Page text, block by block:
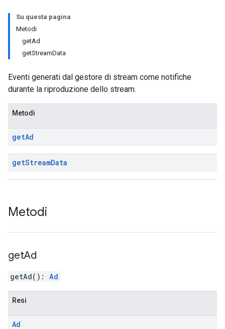
Su questa pagina
Metodi
getAd
getStreamData
Eventi generati dal gestore di stream come notifiche
durante la riproduzione dello stream.
Metodi
getAd
getStreamData
Metodi
getAd
getAd( ) : Ad
Resi
Ad